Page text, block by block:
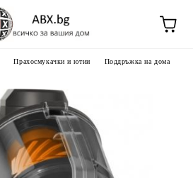
Прахосмукачки и ютии
Поддръжка на дома